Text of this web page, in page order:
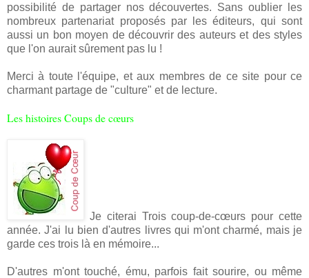
possibilité de partager nos découvertes. Sans oublier les
nombreux partenariat proposés par les éditeurs, qui sont
aussi un bon moyen de découvrir des auteurs et des styles
que l'on aurait sûrement pas lu !
Merci à toute l'équipe, et aux membres de ce site pour ce
charmant partage de "culture" et de lecture.
Les histoires Coups de cœurs
Je citerai Trois coup-de-cœurs pour cette
année. J'ai lu bien d'autres livres qui m'ont charmé, mais je
garde ces trois là en mémoire...
D'autres m'ont touché, ému, parfois fait sourire, ou même